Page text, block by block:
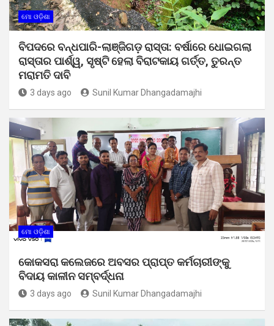
ମୋ ଓଡ଼ିଶା
ବିପଦରେ ବନ୍ଧପାରି-ଲାଞ୍ଜିଗଡ଼ ରାସ୍ତା: ବର୍ଷାରେ ଧୋଇଗଲା
ରାସ୍ତାର ପାର୍ଶ୍ୱ, ସୃଷ୍ଟି ହେଲା ବିରାଟକାୟ ଗର୍ତ୍ତ, ତୁରନ୍ତ
ମରାମତି ଦାବି
3 days ago Sunil Kumar Dhangadamajhi
ମୋ ଓଡ଼ିଶା
କୋକସରା କଲେଜରେ ଅବସର ପ୍ରାପ୍ତ କର୍ମଚାରୀଙ୍କୁ
ବିଦାୟ କାଳୀନ ସମ୍ବର୍ଦ୍ଧନା
3 days ago Sunil Kumar Dhangadamajhi